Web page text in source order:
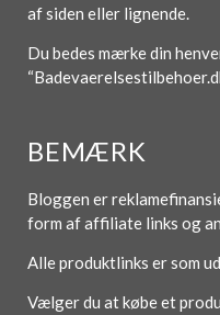
af siden eller lignende.
Du bedes mærke din
BEMÆRK
Bloggen er
form af affiliate links og
Alle produktlinks er som
Vælger du at købe et